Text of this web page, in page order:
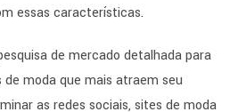
essas características.
de mercado detalhada para
moda que mais atraem seu
as redes sociais, sites de moda